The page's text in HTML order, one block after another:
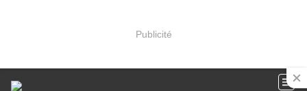
Publicité